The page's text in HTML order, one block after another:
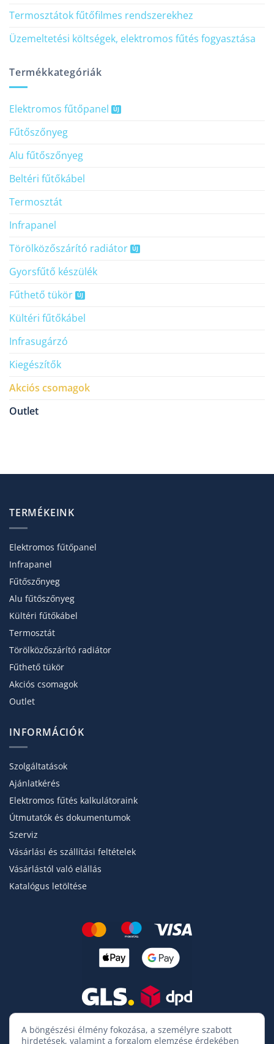
Termosztátok fűtőfilmes rendszerekhez
Üzemeltetési költségek, elektromos fűtés fogyasztása
Termékkategóriák
Elektromos fűtőpanel
Fűtőszőnyeg
Alu fűtőszőnyeg
Beltéri fűtőkábel
Termosztát
Infrapanel
Törölköző­szárító radiátor
Gyorsfűtő készülék
Fűthető tükör
Kültéri fűtőkábel
Infrasugárzó
Kiegészítők
Akciós csomagok
Outlet
TERMÉKEINK
Elektromos fűtőpanel
Infrapanel
Fűtőszőnyeg
Alu fűtőszőnyeg
Kültéri fűtőkábel
Termosztát
Törölköző­szárító radiátor
Fűthető tükör
Akciós csomagok
Outlet
INFORMÁCIÓK
Szolgáltatások
Ajánlatkérés
Elektromos fűtés kalkulátoraink
Útmutatók és dokumentumok
Szerviz
Vásárlási és szállítási feltételek
Vásárlástól való elállás
Katalógus letöltése
A böngészési élmény fokozása, a személyre szabott
hirdetések, valamint a forgalom elemzése érdekében